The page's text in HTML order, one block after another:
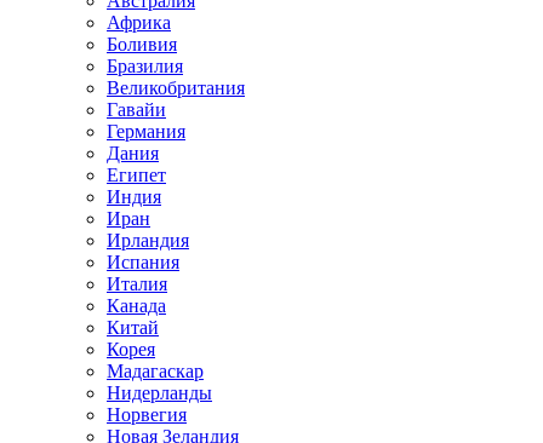
Африка
Боливия
Бразилия
Великобритания
Гавайи
Германия
Дания
Египет
Индия
Иран
Ирландия
Испания
Италия
Канада
Китай
Корея
Мадагаскар
Нидерланды
Норвегия
Новая Зеландия